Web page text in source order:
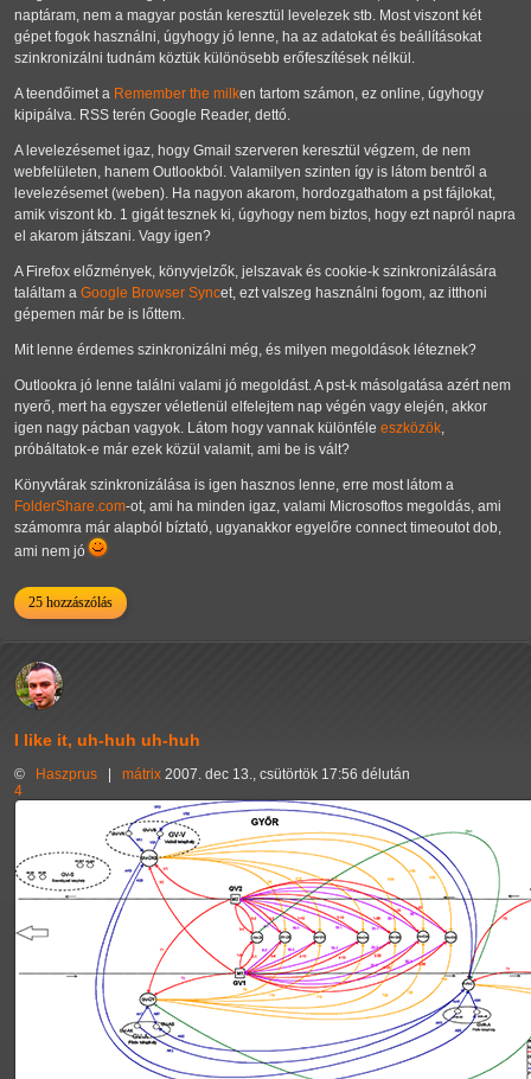
naptáram, nem a magyar postán keresztül levelezek stb. Most viszont két
gépet fogok használni, úgyhogy jó lenne, ha az adatokat és beállításokat
szinkronizálni tudnám köztük különösebb erőfeszítések nélkül.
A teendőimet a Remember the milken tartom számon, ez online, úgyhogy
kipipálva. RSS terén Google Reader, dettó.
A levelezésemet igaz, hogy Gmail szerveren keresztül végzem, de nem
webfelületen, hanem Outlookból. Valamilyen szinten így is látom bentről a
levelezésemet (weben). Ha nagyon akarom, hordozgathatom a pst fájlokat,
amik viszont kb. 1 gigát tesznek ki, úgyhogy nem biztos, hogy ezt napról napra
el akarom játszani. Vagy igen?
A Firefox előzmények, könyvjelzők, jelszavak és cookie-k szinkronizálására
találtam a Google Browser Syncet, ezt valszeg használni fogom, az itthoni
gépemen már be is lőttem.
Mit lenne érdemes szinkronizálni még, és milyen megoldások léteznek?
Outlookra jó lenne találni valami jó megoldást. A pst-k másolgatása azért nem
nyerő, mert ha egyszer véletlenül elfelejtem nap végén vagy elején, akkor
igen nagy pácban vagyok. Látom hogy vannak különféle eszközök,
próbáltatok-e már ezek közül valamit, ami be is vált?
Könyvtárak szinkronizálása is igen hasznos lenne, erre most látom a
FolderShare.com-ot, ami ha minden igaz, valami Microsoftos megoldás, ami
számomra már alapból bíztató, ugyanakkor egyelőre connect timeoutot dob,
ami nem jó
25 hozzászólás
I like it, uh-huh uh-huh
© Haszprus mátrix 2007. dec 13., csütörtök 17:56 délután
4